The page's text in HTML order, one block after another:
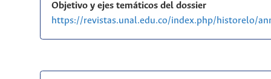
Objetivo y ejes temáticos del dossier
https://revistas.unal.edu.co/index.php/historelo/